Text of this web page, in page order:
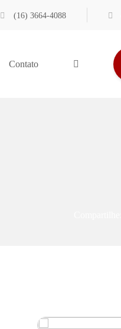
(16) 3664-4088
Contato